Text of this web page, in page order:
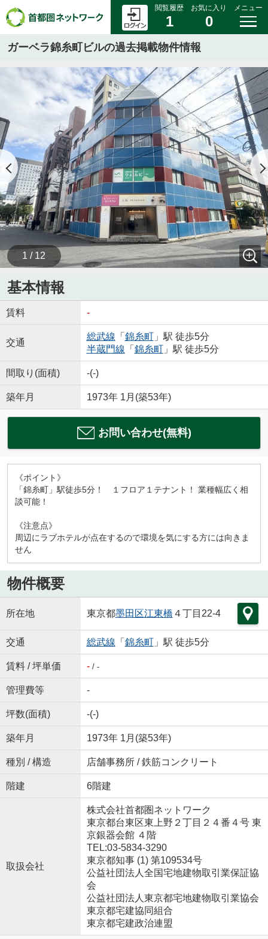
閲覧履歴
1
お気に入り
0
メニュー
ガーベラ錦糸町ビルの過去掲載物件情報
1 / 12
基本情報
賃料 -
交通
総武線 「 錦糸町」駅 徒歩5分
半蔵門線 「 錦糸町」駅 徒歩5分
間取り(面積) -(-)
築年月 1973年 1月(築53年)
お問い合わせ(無料)
《ポイント》
「錦糸町」駅徒歩5分！ １フロア１テナント！ 業種幅広く相
談可能！
《注意点》
周辺にラブホテルが点在するので環境を気にする方には向きま
せん
物件概要
所在地 東京都墨田区江東橋 ４丁目22-4
交通 総武線 「 錦糸町」駅 徒歩5分
賃料 / 坪単価 -/ -
管理費等 -
坪数(面積) -(-)
築年月 1973年 1月(築53年)
種別 / 構造 店舗事務所 / 鉄筋コンクリート
階建 6階建
取扱会社
株式会社首都圏ネットワーク
東京都台東区東上野２丁目２４番４号 東
京銀器会館 ４階
TEL:03-5834-3290
東京都知事 (1) 第109534号
公益社団法人全国宅地建物取引業保証協
会
公益社団法人東京都宅地建物取引業協会
東京都宅建協同組合
東京都宅建政治連盟